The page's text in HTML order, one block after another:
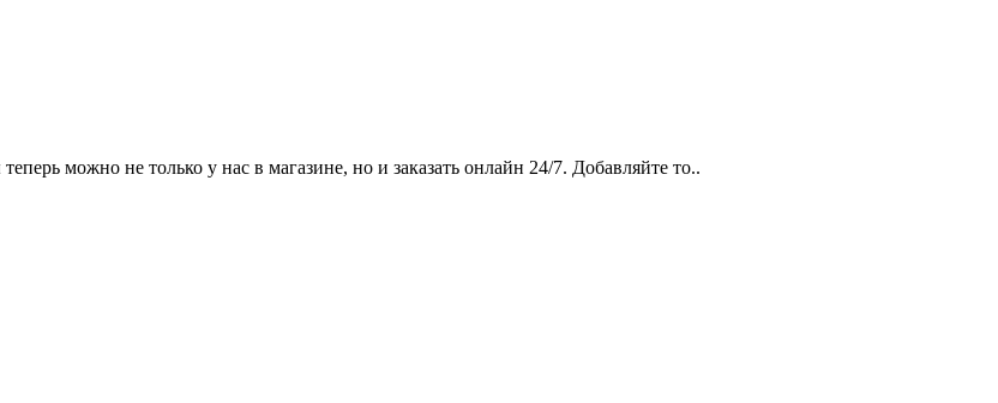
можно не только у нас в магазине, но и заказать онлайн 24/7. Добавляйте то..